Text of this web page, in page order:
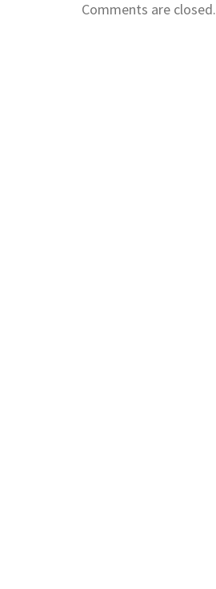
Comments are closed.